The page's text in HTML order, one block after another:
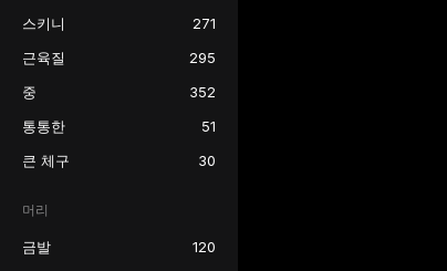
스키니
271
근육질
295
중
352
통통한
51
큰 체구
30
머리
금발
120